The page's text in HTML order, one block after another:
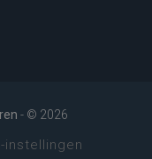
- © 2026
instellingen